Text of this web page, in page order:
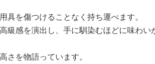
を傷つけることなく持ち運べます。
感を演出し、手に馴染むほどに味わい
さを物語っています。